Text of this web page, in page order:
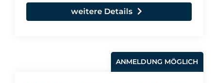
weitere Details
ANMELDUNG MÖGLICH